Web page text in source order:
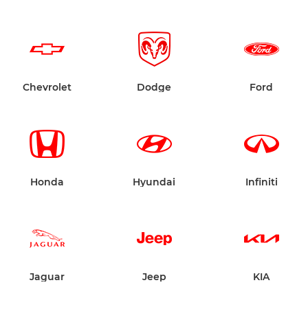
Chevrolet Dodge Ford
Honda Hyundai Infiniti
Jaguar Jeep KIA